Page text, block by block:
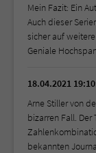
Mein Fazit: Ein
Auch dieser
sicher auf
Geniale
18.04.2021
Arne Stiller von
bizarren Fall.
bekannten